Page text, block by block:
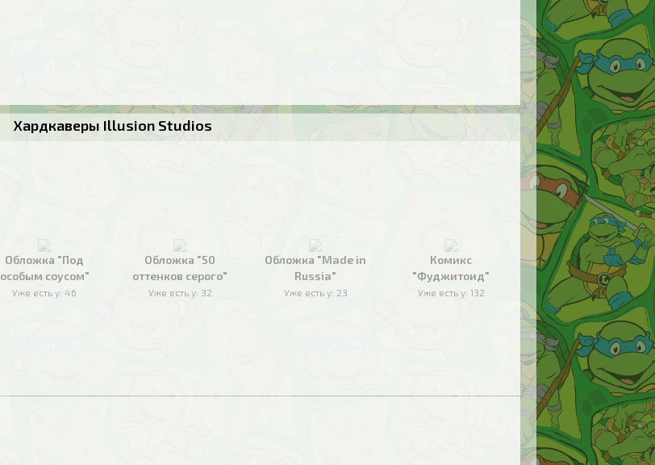
Хардкаверы Illusion Studios
Обложка "Под
особым соусом"
Уже есть у: 46
Обложка "50
оттенков серого"
Уже есть у: 32
Обложка "Made in
Russia"
Уже есть у: 23
Комикс
"Фуджитоид"
Уже есть у: 132